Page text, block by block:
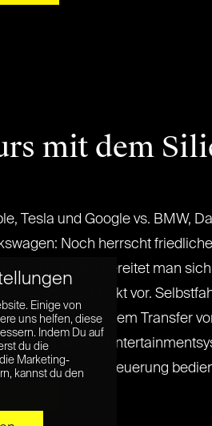
mit dem
Tesla und Google vs. BMW,
Noch herrscht
den Kulissen bereitet man
am Markt vor.
die Zeit während dem Transfer
sich per Sprachsteuerung
Einige von
uns helfen, diese
Indem Du auf
du die
Marketing-
kannst du den